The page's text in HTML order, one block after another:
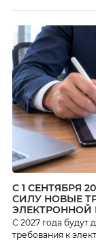
С 1 СЕНТЯБРЯ
СИЛУ НОВЫЕ
ЭЛЕКТРОННОЙ
С 2027 года будут
требования к